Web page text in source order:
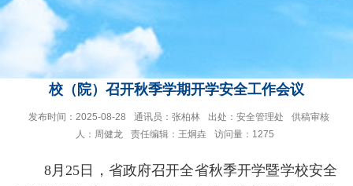
校（院）召开秋季学期开学安全工作会议
发布时间：2025-08-28 通讯员：张柏林 出处：安全管理处
供稿审核
人：周健龙
责任编辑：王炯垚 访问量： 1275
8月25日，省政府召开全省秋季开学暨学校安全